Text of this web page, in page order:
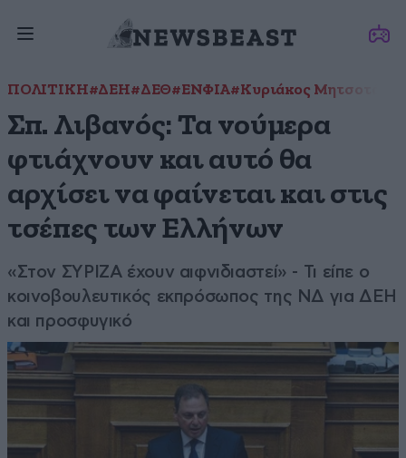
ΠΟΛΙΤΙΚΗ#ΔΕΗ#ΔΕΘ#ΕΝΦΙΑ#Κυριάκος Μητσοτάκης
Σπ. Λιβανός: Τα νούμερα
φτιάχνουν και αυτό θα
αρχίσει να φαίνεται και στις
τσέπες των Ελλήνων
«Στον ΣΥΡΙΖΑ έχουν αιφνιδιαστεί» - Τι είπε ο
κοινοβουλευτικός εκπρόσωπος της ΝΔ για ΔΕΗ
και προσφυγικό